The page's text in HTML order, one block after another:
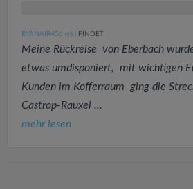
RYANAIR456 (65 ) FINDET:
Meine Rückreise von Eberbach
etwas umdisponiert, mit wichtigen
Kunden im Kofferraum ging die
Castrop-Rauxel ...
mehr lesen